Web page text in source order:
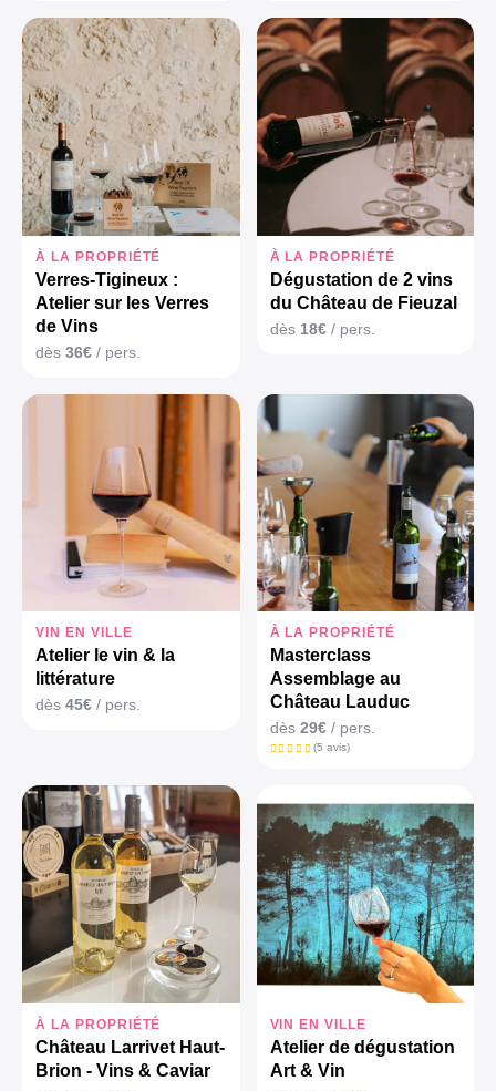
À LA PROPRIÉTÉ
Verres-Tigineux :
Atelier sur les Verres
de Vins
dès 36€ / pers.
À LA PROPRIÉTÉ
Dégustation de 2 vins
du Château de Fieuzal
dès 18€/ pers.
VIN EN VILLE
Atelier le vin & la
littérature
dès 45€ / pers.
À LA PROPRIÉTÉ
Masterclass
Assemblage au
Château Lauduc
dès 29€/ pers.
(5 avis)
À LA PROPRIÉTÉ
Château Larrivet Haut-
Brion - Vins & Caviar
VIN EN VILLE
Atelier de dégustation
Art & Vin